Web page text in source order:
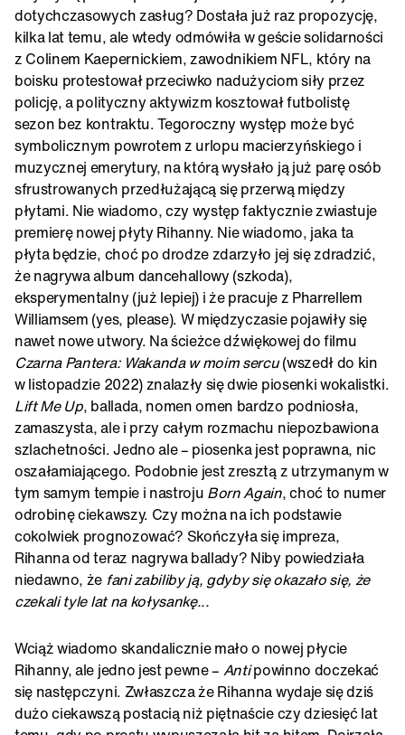
dotychczasowych zasług? Dostała już raz propozycję,
kilka lat temu, ale wtedy odmówiła w geście solidarności
z Colinem Kaepernickiem, zawodnikiem NFL, który na
boisku protestował przeciwko nadużyciom siły przez
policję, a polityczny aktywizm kosztował futbolistę
sezon bez kontraktu. Tegoroczny występ może być
symbolicznym powrotem z urlopu macierzyńskiego i
muzycznej emerytury, na którą wysłało ją już parę osób
sfrustrowanych przedłużającą się przerwą między
płytami. Nie wiadomo, czy występ faktycznie zwiastuje
premierę nowej płyty Rihanny. Nie wiadomo, jaka ta
płyta będzie, choć po drodze zdarzyło jej się zdradzić,
że nagrywa album dancehallowy (szkoda),
eksperymentalny (już lepiej) i że pracuje z Pharrellem
Williamsem (yes, please). W międzyczasie pojawiły się
nawet nowe utwory. Na ścieżce dźwiękowej do filmu
Czarna Pantera: Wakanda w moim sercu(wszedł do kin
w listopadzie 2022) znalazły się dwie piosenki wokalistki.
Lift Me Up, ballada, nomen omen bardzo podniosła,
zamaszysta, ale i przy całym rozmachu niepozbawiona
szlachetności. Jedno ale – piosenka jest poprawna, nic
oszałamiającego. Podobnie jest zresztą z utrzymanym w
tym samym tempie i nastroju Born Again, choć to numer
odrobinę ciekawszy. Czy można na ich podstawie
cokolwiek prognozować? Skończyła się impreza,
Rihanna od teraz nagrywa ballady? Niby powiedziała
niedawno, że fani zabiliby ją, gdyby się okazało się, że
czekali tyle lat na kołysankę...
Wciąż wiadomo skandalicznie mało o nowej płycie
Rihanny, ale jedno jest pewne – Antipowinno doczekać
się następczyni. Zwłaszcza że Rihanna wydaje się dziś
dużo ciekawszą postacią niż piętnaście czy dziesięć lat